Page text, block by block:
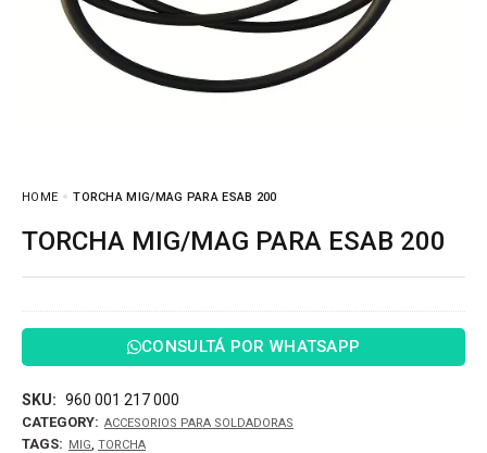
HOME TORCHA MIG/MAG PARA ESAB 200
TORCHA MIG/MAG PARA ESAB 200
CONSULTÁ POR WHATSAPP
SKU: 960 001 217 000
CATEGORY: ACCESORIOS PARA SOLDADORAS
TAGS: MIG, TORCHA